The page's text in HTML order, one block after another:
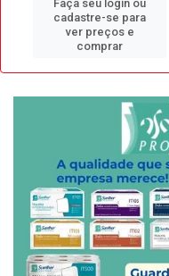
Faça seu login ou
cadastre-se para
ver preços e
comprar